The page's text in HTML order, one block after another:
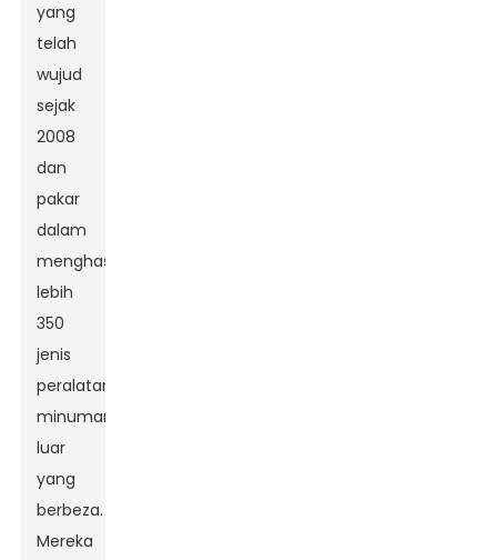
yang
telah
wujud
sejak
2008
dan
pakar
dalam
menghasilkan
lebih
350
jenis
peralatan
minuman
luar
yang
berbeza.
Mereka